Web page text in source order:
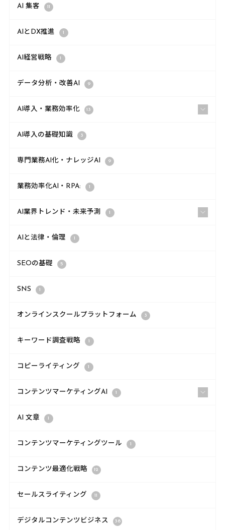
AI 集客 11
AIとDX推進 1
AI経営戦略 1
データ分析・改善AI 9
AI導入・業務効率化 13
AI導入の基礎知識 3
専門業務AI化・ナレッジAI 9
業務効率化AI・RPA: 1
AI業界トレンド・未来予測 1
AIと法律・倫理 1
SEOの基礎 5
SNS 1
オンラインスクールプラットフォーム 3
キーワード調査戦略 1
コピーライティング 1
コンテンツマーケティングAI 1
AI 文章 1
コンテンツマーケティングツール 1
コンテンツ最適化戦略 12
セールスライティング 11
デジタルコンテンツビジネス 38